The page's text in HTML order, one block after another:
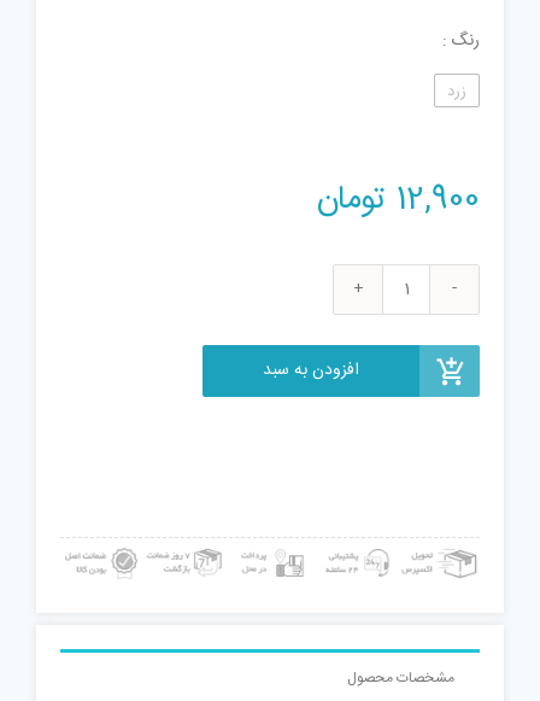
رنگ
زرد
12,900 تومان
اسباب
عدد
افزودن به سبد
مشخصات محصول